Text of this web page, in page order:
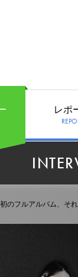
レポ
のフルアルバム、そ